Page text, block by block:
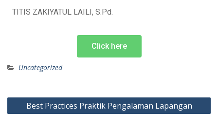
TITIS ZAKIYATUL LAILI, S.Pd.
Click here
Uncategorized
Best Practices Praktik Pengalaman Lapangan